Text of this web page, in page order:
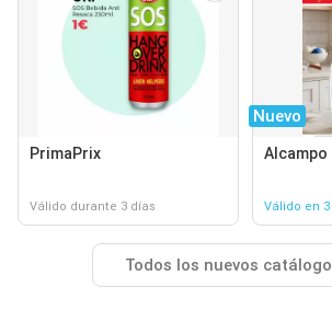
PrimaPrix
Válido durante 3 días
Nuevo
Alcampo
Válido en 3
Todos los nuevos